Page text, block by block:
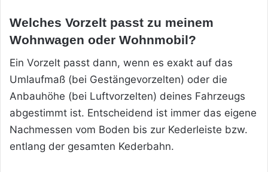
Welches Vorzelt passt zu meinem
Wohnwagen oder Wohnmobil?
Ein Vorzelt passt dann, wenn es exakt auf das
Umlaufmaß (bei Gestängevorzelten) oder die
Anbauhöhe (bei Luftvorzelten) deines Fahrzeugs
abgestimmt ist. Entscheidend ist immer das eigene
Nachmessen vom Boden bis zur Kederleiste bzw.
entlang der gesamten Kederbahn.